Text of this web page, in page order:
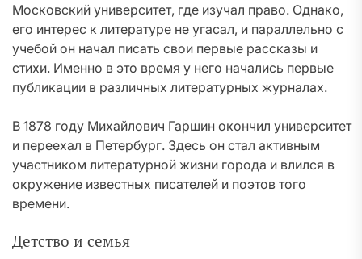
Московский университет, где изучал право. Однако,
его интерес к литературе не угасал, и параллельно с
учебой он начал писать свои первые рассказы и
стихи. Именно в это время у него начались первые
публикации в различных литературных журналах.
В 1878 году Михайлович Гаршин окончил университет
и переехал в Петербург. Здесь он стал активным
участником литературной жизни города и влился в
окружение известных писателей и поэтов того
времени.
Детство и семья